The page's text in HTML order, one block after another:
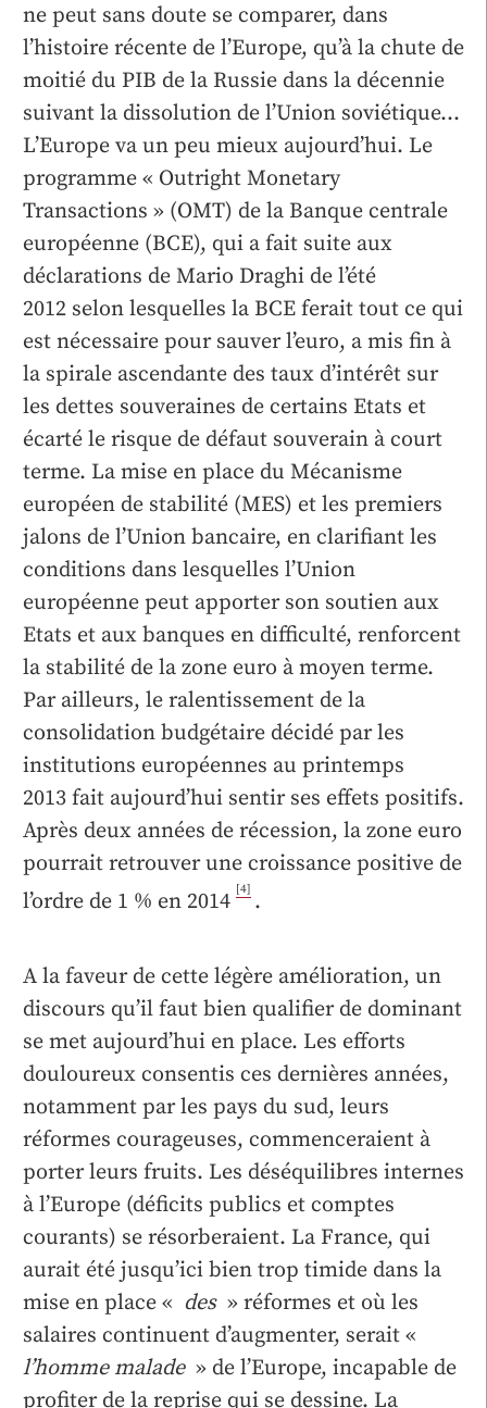
ne peut sans doute se comparer, dans
l’histoire récente de l’Europe, qu’à la chute de
moitié du PIB de la Russie dans la décennie
suivant la dissolution de l’Union soviétique…
L’Europe va un peu mieux aujourd’hui. Le
programme « Outright Monetary
Transactions » (OMT) de la Banque centrale
européenne (BCE), qui a fait suite aux
déclarations de Mario Draghi de l’été
2012 selon lesquelles la BCE ferait tout ce qui
est nécessaire pour sauver l’euro, a mis fin à
la spirale ascendante des taux d’intérêt sur
les dettes souveraines de certains Etats et
écarté le risque de défaut souverain à court
terme. La mise en place du Mécanisme
européen de stabilité (MES) et les premiers
jalons de l’Union bancaire, en clarifiant les
conditions dans lesquelles l’Union
européenne peut apporter son soutien aux
Etats et aux banques en difficulté, renforcent
la stabilité de la zone euro à moyen terme.
Par ailleurs, le ralentissement de la
consolidation budgétaire décidé par les
institutions européennes au printemps
2013 fait aujourd’hui sentir ses effets positifs.
Après deux années de récession, la zone euro
pourrait retrouver une croissance positive de
l’ordre de 1 % en 2014 [4] .
A la faveur de cette légère amélioration, un
discours qu’il faut bien qualifier de dominant
se met aujourd’hui en place. Les efforts
douloureux consentis ces dernières années,
notamment par les pays du sud, leurs
réformes courageuses, commenceraient à
porter leurs fruits. Les déséquilibres internes
à l’Europe (déficits publics et comptes
courants) se résorberaient. La France, qui
aurait été jusqu’ici bien trop timide dans la
mise en place « des» réformes et où les
salaires continuent d’augmenter, serait «
l’homme malade» de l’Europe, incapable de
profiter de la reprise qui se dessine. La